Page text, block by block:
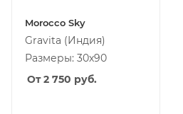
Morocco Sky
Gravita (Индия)
Размеры: 30х90
От 2 750 руб.